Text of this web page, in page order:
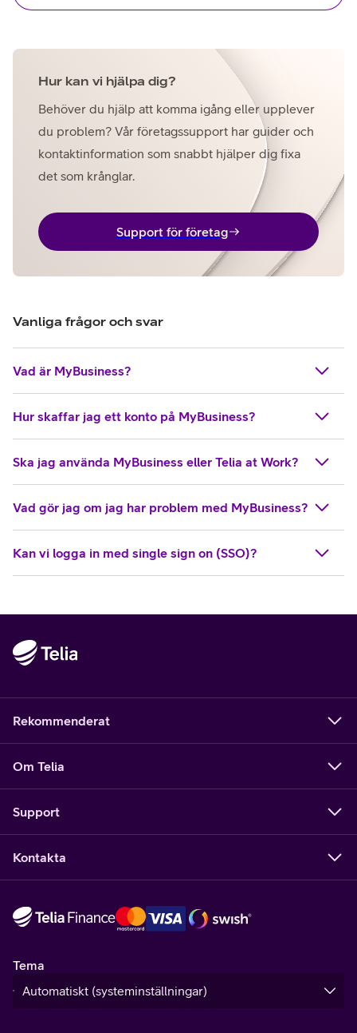
Hur kan vi hjälpa dig?
Behöver du hjälp att komma igång eller upplever
du problem? Vår företagssupport har guider och
kontaktinformation som snabbt hjälper dig fixa
det som krånglar.
Support för företag
Vanliga frågor och svar
Vad är MyBusiness?
Hur skaffar jag ett konto på MyBusiness?
Ska jag använda MyBusiness eller Telia at Work?
Vad gör jag om jag har problem med MyBusiness?
Kan vi logga in med single sign on (SSO)?
Rekommenderat
Om Telia
Support
Kontakta
Tema